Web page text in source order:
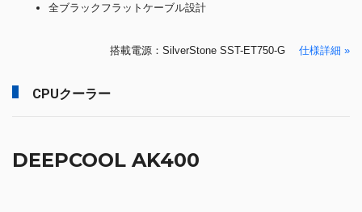
全ブラックフラットケーブル設計
搭載電源：SilverStone SST-ET750-G 仕様詳細 »
CPUクーラー
DEEPCOOL AK400